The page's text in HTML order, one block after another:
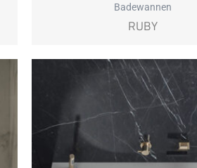
Badewannen
RUBY